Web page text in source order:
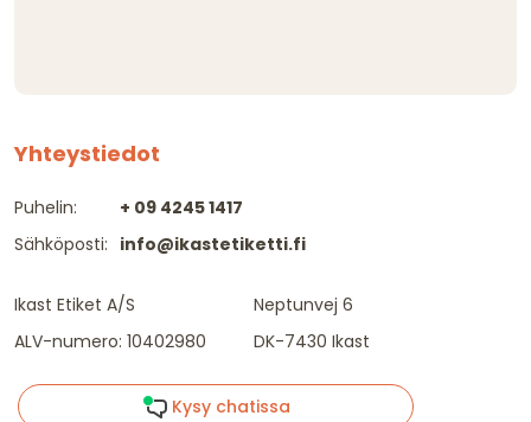
Yhteystiedot
Puhelin:
Sähköposti:
+ 09 4245 1417
info@ikastetiketti.fi
Ikast Etiket A/S
ALV-numero: 10402980
Neptunvej 6
DK-7430 Ikast
Kysy chatissa